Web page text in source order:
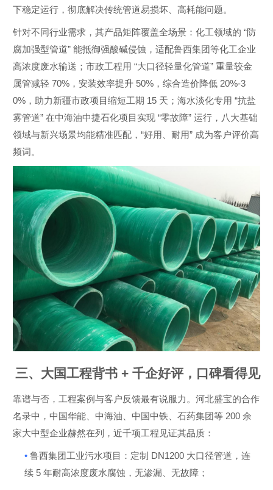
下稳定运行，彻底解决传统管道易损坏、高耗能问题。
针对不同行业需求，其产品矩阵覆盖全场景：化工领域的 “防
腐加强型管道” 能抵御强酸碱侵蚀，适配鲁西集团等化工企业
高浓度废水输送；市政工程用 “大口径轻量化管道” 重量较金
属管减轻 70% ，安装效率提升 50% ，综合造价降低 20%-3
0% ，助力新疆市政项目缩短工期 15 天；海水淡化专用 “抗盐
雾管道” 在中海油中捷石化项目实现 “零故障” 运行，八大基础
领域与新兴场景均能精准匹配， “好用、耐用” 成为客户评价高
频词。
三、大国工程背书 + 千企好评，口碑看得见
靠谱与否，工程案例与客户反馈最有说服力。河北盛宝的合作
名录中，中国华能、中海油、中国中铁、石药集团等 200 余
家大中型企业赫然在列，近千项工程见证其品质：
• 鲁西集团工业污水项目：定制 DN1200 大口径管道，连
续 5 年耐高浓度废水腐蚀，无渗漏、无故障；